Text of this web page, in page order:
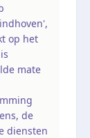
op het
mate
de
diensten